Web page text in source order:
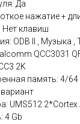
Да
нажатие +
Нет клавиш
ODB II , Музыка
QCC3031
2K
память: 4/64
UMS512 2*Cortex
4 Gb